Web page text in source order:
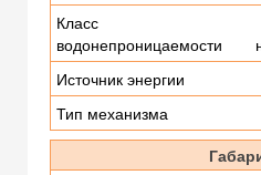
Класс
водонепроницаемости
Источник энергии
Тип механизма